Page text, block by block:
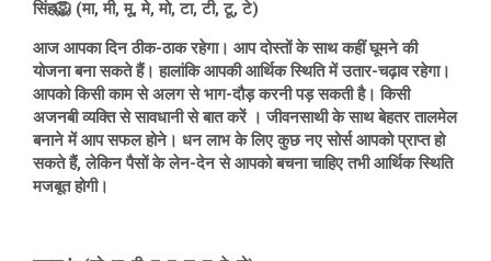
सिंह🦁 (मा, मी, मू, मे, मो, टा, टी, टू, टे)
आज आपका दिन ठीक-ठाक रहेगा। आप दोस्तों के साथ कहीं घूमने की
योजना बना सकते हैं। हालांकि आपकी आर्थिक स्थिति में उतार-चढ़ाव रहेगा।
आपको किसी काम से अलग से भाग-दौड़ करनी पड़ सकती है। किसी
अजनबी व्यक्ति से सावधानी से बात करें । जीवनसाथी के साथ बेहतर तालमेल
बनाने में आप सफल होने। धन लाभ के लिए कुछ नए सोर्स आपको प्राप्त हो
सकते हैं, लेकिन पैसों के लेन-देन से आपको बचना चाहिए तभी आर्थिक स्थिति
मजबूत होगी।